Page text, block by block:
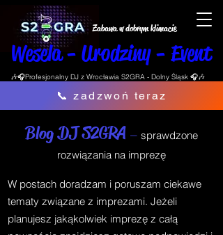
Zabawa w dobrym klimacie
Wesela - Urodziny - Event
🎶🎧Profesjonalny DJ z Wrocławia S2GRA - Dolny Śląsk 🎧🎶
📞 zadzwoń teraz
Blog DJ S2GRA – sprawdzone
rozwiązania na imprezę
W postach doradzam i poruszam ciekawe
tematy związane z imprezami. Jeżeli
planujesz jakąkolwiek imprezę z całą